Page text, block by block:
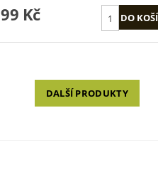
99 Kč
DALŠÍ PRODUKTY